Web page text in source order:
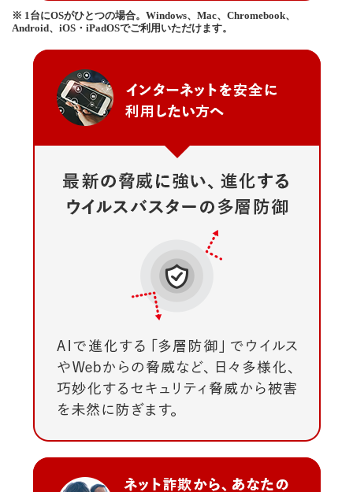
※ 1台にOSがひとつの場合。Windows、Mac、Chromebook、
Android、iOS・iPadOSでご利用いただけます。